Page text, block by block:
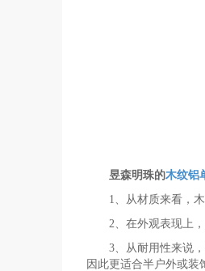
昱森明珠的木纹铝
1、从材质来看，
2、在外观表现上
3、从耐用性来说
因此更适合半户外或装